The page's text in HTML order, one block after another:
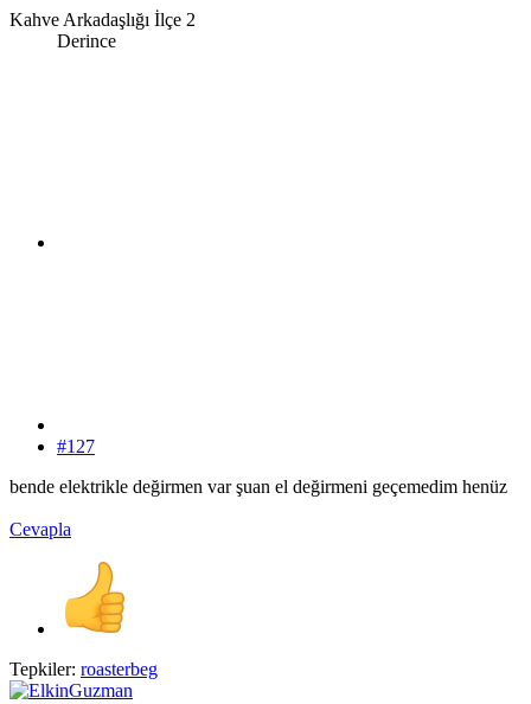
Kahve Arkadaşlığı İlçe 2
Derince
#127
bende elektrikle değirmen var şuan el değirmeni geçemedim henüz
Cevapla
Tepkiler: roasterbeg